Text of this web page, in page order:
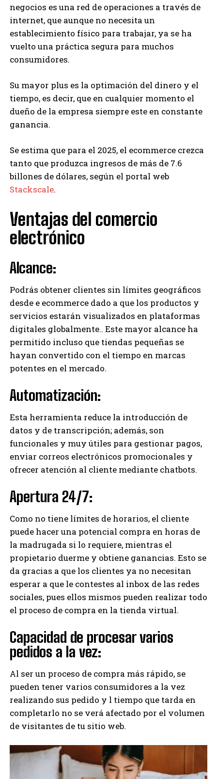
negocios es una red de operaciones a través de
internet, que aunque no necesita un
establecimiento físico para trabajar, ya se ha
vuelto una práctica segura para muchos
consumidores.
Su mayor plus es la optimación del dinero y el
tiempo, es decir, que en cualquier momento el
dueño de la empresa siempre este en constante
ganancia.
Se estima que para el 2025, el ecommerce crezca
tanto que produzca ingresos de más de 7.6
billones de dólares, según el portal web
Stackscale.
Ventajas del comercio
electrónico
Alcance:
Podrás obtener clientes sin límites geográficos
desde e ecommerce dado a que los productos y
servicios estarán visualizados en plataformas
digitales globalmente.. Este mayor alcance ha
permitido incluso que tiendas pequeñas se
hayan convertido con el tiempo en marcas
potentes en el mercado.
Automatización:
Esta herramienta reduce la introducción de
datos y de transcripción; además, son
funcionales y muy útiles para gestionar pagos,
enviar correos electrónicos promocionales y
ofrecer atención al cliente mediante chatbots.
Apertura 24/7:
Como no tiene límites de horarios, el cliente
puede hacer una potencial compra en horas de
la madrugada si lo requiere, mientras el
propietario duerme y obtiene ganancias. Esto se
da gracias a que los clientes ya no necesitan
esperar a que le contestes al inbox de las redes
sociales, pues ellos mismos pueden realizar todo
el proceso de compra en la tienda virtual.
Capacidad de procesar varios
pedidos a la vez:
Al ser un proceso de compra más rápido, se
pueden tener varios consumidores a la vez
realizando sus pedido y l tiempo que tarda en
completarlo no se verá afectado por el volumen
de visitantes de tu sitio web.